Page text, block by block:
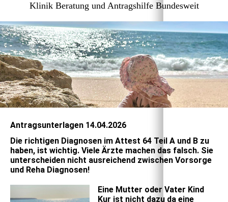
Klinik Beratung und Antragshilfe Bundesweit
Antragsunterlagen 14.04.2026
Die richtigen Diagnosen im Attest 64 Teil A und B zu
haben, ist wichtig. Viele Ärzte machen das falsch. Sie
unterscheiden nicht ausreichend zwischen Vorsorge
und Reha Diagnosen!
Eine Mutter oder Vater Kind
Kur ist nicht dazu da eine